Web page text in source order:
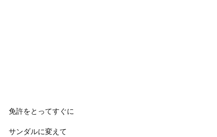
免許をとってすぐに
サンダルに変えて